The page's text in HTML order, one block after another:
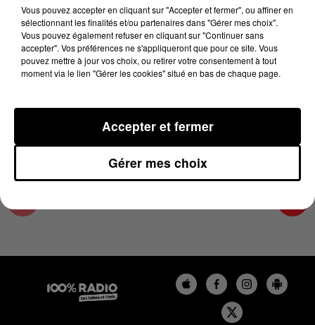
5 avril 2025 - 1 min 14 sec
L'AGENDA DE TOULOUSE DU 05/04/2025 À
06H40
L'agenda de Toulouse
Vous pouvez accepter en cliquant sur "Accepter et fermer", ou affiner en
sélectionnant les finalités et/ou partenaires dans "Gérer mes choix".
Vous pouvez également refuser en cliquant sur "Continuer sans
accepter". Vos préférences ne s'appliqueront que pour ce site. Vous
pouvez mettre à jour vos choix, ou retirer votre consentement à tout
moment via le lien "Gérer les cookies" situé en bas de chaque page.
Gérer mes choix
Accepter et fermer